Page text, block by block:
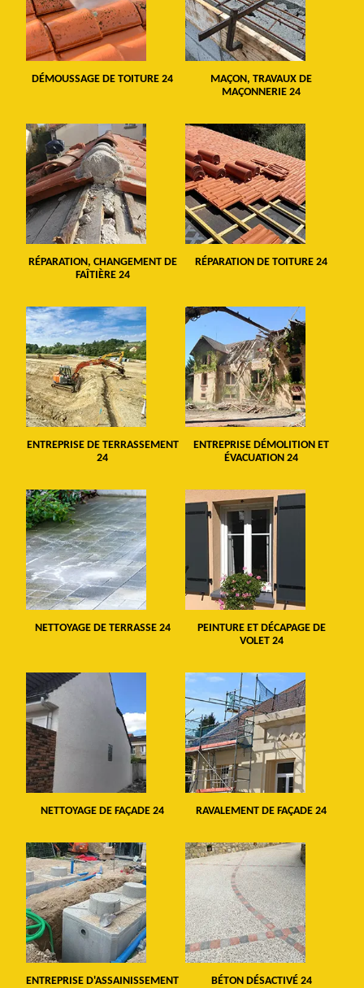
DÉMOUSSAGE DE TOITURE 24
MAÇON, TRAVAUX DE
MAÇONNERIE 24
RÉPARATION, CHANGEMENT DE
FAÎTIÈRE 24
RÉPARATION DE TOITURE 24
ENTREPRISE DE TERRASSEMENT
24
ENTREPRISE DÉMOLITION ET
ÉVACUATION 24
NETTOYAGE DE TERRASSE 24
PEINTURE ET DÉCAPAGE DE
VOLET 24
NETTOYAGE DE FAÇADE 24 RAVALEMENT DE FAÇADE 24
ENTREPRISE D'ASSAINISSEMENT BÉTON DÉSACTIVÉ 24